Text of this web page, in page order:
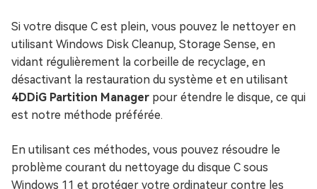
Si votre disque C est plein, vous pouvez le nettoyer en
utilisant Windows Disk Cleanup, Storage Sense, en
vidant régulièrement la corbeille de recyclage, en
désactivant la restauration du système et en utilisant
4DDiG Partition Manager pour étendre le disque, ce qui
est notre méthode préférée.
En utilisant ces méthodes, vous pouvez résoudre le
problème courant du nettoyage du disque C sous
Windows 11 et protéger votre ordinateur contre les